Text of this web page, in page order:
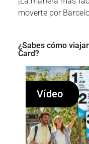
moverte por
¿Sabes cómo
Card?
Vídeo
Vídeo